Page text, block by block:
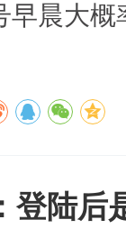
早晨大
登陆